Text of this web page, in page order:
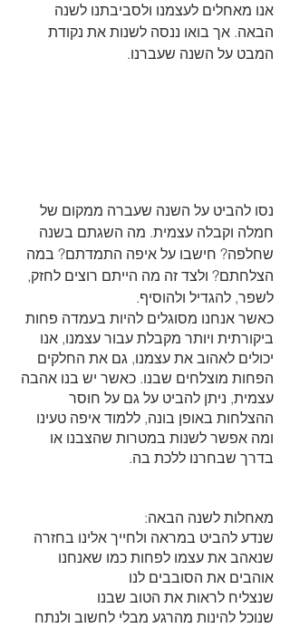
אנו מאחלים לעצמנו ולסביבתנו לשנה
הבאה. אך בואו ננסה לשנות את נקודת
המבט על השנה שעברנו.
נסו להביט על השנה שעברה ממקום של
חמלה וקבלה עצמית. מה השגתם בשנה
שחלפה? חישבו על איפה התמדתם? במה
הצלחתם? ולצד זה מה הייתם רוצים לחזק,
לשפר, להגדיל ולהוסיף.
כאשר אנחנו מסוגלים להיות בעמדה פחות
ביקורתית ויותר מקבלת עבור עצמנו, אנו
יכולים לאהוב את עצמנו, גם את החלקים
הפחות מוצלחים שבנו. כאשר יש בנו אהבה
עצמית, ניתן להביט על גם על חוסר
ההצלחות באופן בונה, ללמוד איפה טעינו
ומה אפשר לשנות במטרות שהצבנו או
בדרך שבחרנו ללכת בה.
מאחלות לשנה הבאה:
שנדע להביט במראה ולחייך אלינו בחזרה
שנאהב את עצמו לפחות כמו שאנחנו
אוהבים את הסובבים לנו
שנצליח לראות את הטוב שבנו
שנוכל להינות מהרגע מבלי לחשוב ולנתח